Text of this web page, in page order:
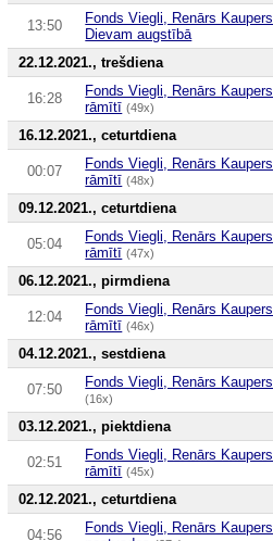
13:50 Fonds Viegli, Renārs Kaupers
Dievam augstībā
22.12.2021., trešdiena
16:28 Fonds Viegli, Renārs Kaupers
rāmītī (49x)
16.12.2021., ceturtdiena
00:07 Fonds Viegli, Renārs Kaupers
rāmītī (48x)
09.12.2021., ceturtdiena
05:04 Fonds Viegli, Renārs Kaupers
rāmītī (47x)
06.12.2021., pirmdiena
12:04 Fonds Viegli, Renārs Kaupers
rāmītī (46x)
04.12.2021., sestdiena
07:50 Fonds Viegli, Renārs Kaupers
(16x)
03.12.2021., piektdiena
02:51 Fonds Viegli, Renārs Kaupers
rāmītī (45x)
02.12.2021., ceturtdiena
04:56 Fonds Viegli, Renārs Kaupers